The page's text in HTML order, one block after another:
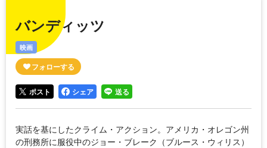
バンディッツ
映画
ポスト シェア 送る
実話を基にしたクライム・アクション。アメリカ・オレゴン州
の刑務所に服役中のジョー・ブレーク（ブルース・ウィリス）